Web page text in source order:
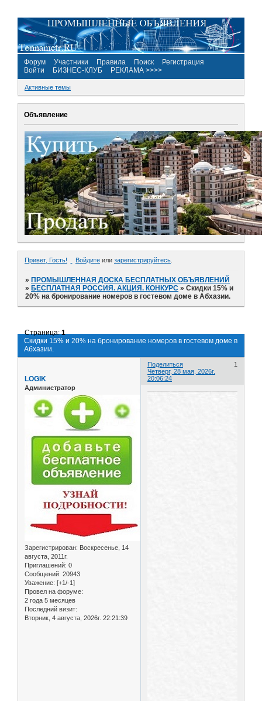
Форум Участники Правила Поиск
Регистрация
Войти
БИЗНЕС-КЛУБ РЕКЛАМА >>>>
Активные темы
Объявление
Привет, Гость! Войдите или зарегистрируйтесь
»ПРОМЫШЛЕННАЯ ДОСКА БЕСПЛАТНЫХ ОБЪЯВЛЕНИЙ
»БЕСПЛАТНАЯ РОССИЯ. АКЦИЯ. КОНКУРС »Скидки 15% и
20% на бронирование номеров в гостевом доме в Абхазии.
Скидки 15% и 20% на бронирование номеров в гостевом доме в
Абхазии.
Страница:1
Поделиться
1
Четверг, 28 мая, 2026г.
20:06:24
LOGIK
Администратор
Зарегистрирован: Воскресенье, 14
августа, 2011г.
Приглашений: 0
Сообщений: 20943
Уважение: [+1/-1]
Провел на форуме:
2 года 5 месяцев
Последний визит:
Вторник, 4 августа, 2026г. 22:21:39